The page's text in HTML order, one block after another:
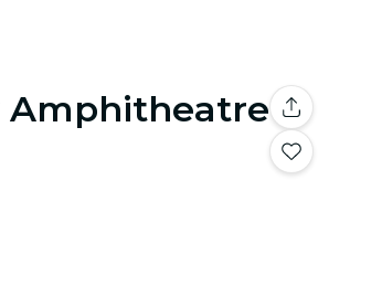
Amphitheatre